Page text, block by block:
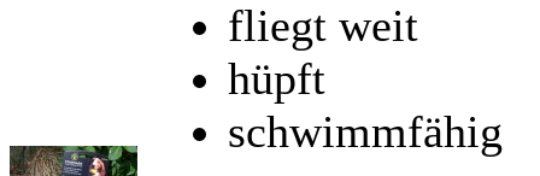
fliegt weit
hüpft
schwimmfähig